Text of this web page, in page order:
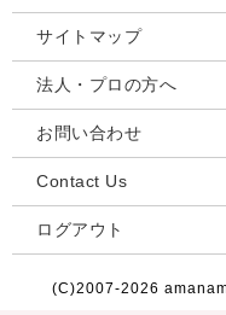
サイトマップ
法人・プロの方へ
お問い合わせ
Contact Us
ログアウト
(C)2007-2026